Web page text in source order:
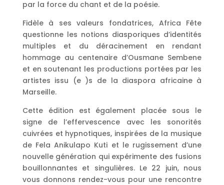
par la force du chant et de la poésie.
Fidèle à ses valeurs fondatrices, Africa Fête
questionne les notions diasporiques d’identités
multiples et du déracinement en rendant
hommage au centenaire d’Ousmane Sembene
et en soutenant les productions portées par les
artistes issu (e )s de la diaspora africaine à
Marseille.
Cette édition est également placée sous le
signe de l’effervescence avec les sonorités
cuivrées et hypnotiques, inspirées de la musique
de Fela Anikulapo Kuti et le rugissement d’une
nouvelle génération qui expérimente des fusions
bouillonnantes et singulières. Le 22 juin, nous
vous donnons rendez-vous pour une rencontre